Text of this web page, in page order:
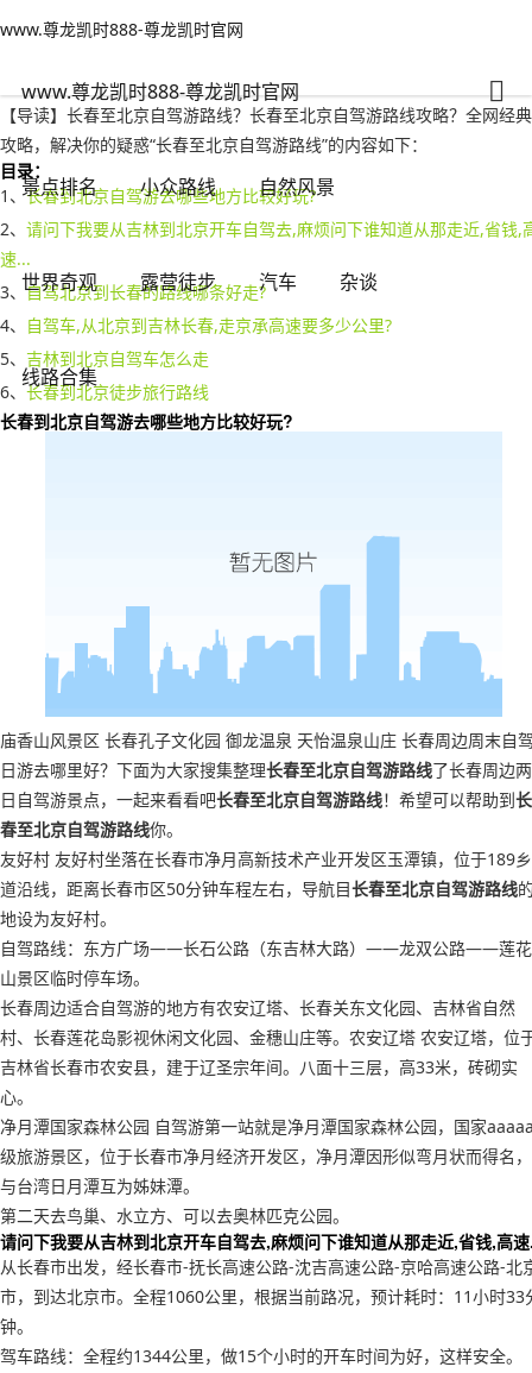
www.尊龙凯时888-尊龙凯时官网
www.尊龙凯时888-尊龙凯时官网
景点排名 小众路线 自然风景
世界奇观 露营徒步 汽车 杂谈
线路合集
www.尊龙凯时888-尊龙凯时官网
长春至北京自驾游路线，长春至北京自驾游路线攻略？-www.尊龙凯时
【导读】长春至北京自驾游路线？长春至北京自驾游路线攻略？全网经典
攻略，解决你的疑惑“长春至北京自驾游路线”的内容如下：
目录：
1、长春到北京自驾游去哪些地方比较好玩?
2、 请问下我要从吉林到北京开车自驾去,麻烦问下谁知道从那走近,省钱,
速...
3、自驾北京到长春的路线哪条好走?
4、 自驾车,从北京到吉林长春,走京承高速要多少公里?
5、 吉林到北京自驾车怎么走
6、长春到北京徒步旅行路线
长春到北京自驾游去哪些地方比较好玩?
庙香山风景区 长春孔子文化园 御龙温泉 天怡温泉山庄 长春周边周末自
日游去哪里好？下面为大家搜集整理长春至北京自驾游路线了长春周边两
日自驾游景点，一起来看看吧长春至北京自驾游路线！希望可以帮助到长
春至北京自驾游路线你。
友好村 友好村坐落在长春市净月高新技术产业开发区玉潭镇，位于189乡
道沿线，距离长春市区50分钟车程左右，导航目长春至北京自驾游路线
地设为友好村。
自驾路线：东方广场——长石公路（东吉林大路）——龙双公路——莲花
山景区临时停车场。
长春周边适合自驾游的地方有农安辽塔、长春关东文化园、吉林省自然
村、长春莲花岛影视休闲文化园、金穗山庄等。农安辽塔 农安辽塔，位
吉林省长春市农安县，建于辽圣宗年间。八面十三层，高33米，砖砌实
心。
净月潭国家森林公园 自驾游第一站就是净月潭国家森林公园，国家
级旅游景区，位于长春市净月经济开发区，净月潭因形似弯月状而得名，
与台湾日月潭互为姊妹潭。
第二天去鸟巢、水立方、可以去奥林匹克公园。
请问下我要从吉林到北京开车自驾去,麻烦问下谁知道从那走近,省钱,高
从长春市出发，经长春市-抚长高速公路-沈吉高速公路-京哈高速公路-北
市，到达北京市。全程1060公里，根据当前路况，预计耗时：11小时33
钟。
驾车路线：全程约1344公里，做15个小时的开车时间为好，这样安全。